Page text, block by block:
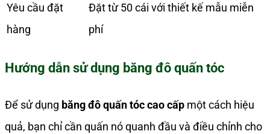
Yêu cầu đặt
hàng
Đặt từ 50 cái với thiết kế mẫu miễn
phí
Hướng dẫn sử dụng băng đô quấn tóc
Để sử dụng băng đô quấn tóc cao cấp một cách hiệu
quả, bạn chỉ cần quấn nó quanh đầu và điều chỉnh cho